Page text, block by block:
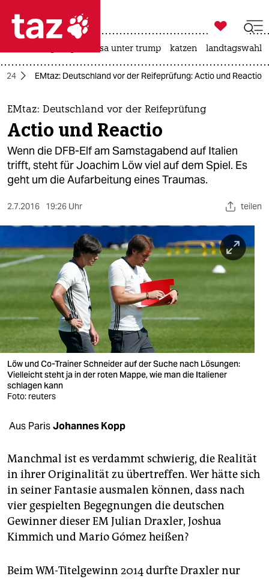
 taz zahl ich
taz zahl ich
themen
politik
öko
gesellschaft
sport
berlin
wahrheit
verlag
verlag
veranstaltungen
shop
unterstützen
abo
genossenschaft
epaper login

taz zahl ich
usa unter trump katzen landtagswahl
EMtaz: Deutschland vor der Reifeprüfung: Actio und Reactio
EMtaz: Deutschland vor der Reifeprüfung
Actio und Reactio
Wenn die DFB-Elf am Samstagabend auf Italien
trifft, steht für Joachim Löw viel auf dem Spiel. Es
geht um die Aufarbeitung eines Traumas.
2.7.2016 19:26 Uhr teilen
Löw und Co-Trainer Schneider auf der Suche nach Lösungen:
Vielleicht steht ja in der roten Mappe, wie man die Italiener
schlagen kann
Foto: reuters
Aus ParisJohannes Kopp
Manchmal ist es verdammt schwierig, die Realität
in ihrer Originalität zu übertreffen. Wer hätte sich
in seiner Fantasie ausmalen können, dass nach
vier gespielten Begegnungen die deutschen
Gewinner dieser EM Julian Draxler, Joshua
Kimmich und Mario Gómez heißen?
Beim WM-Titelgewinn 2014 durfte Draxler nur